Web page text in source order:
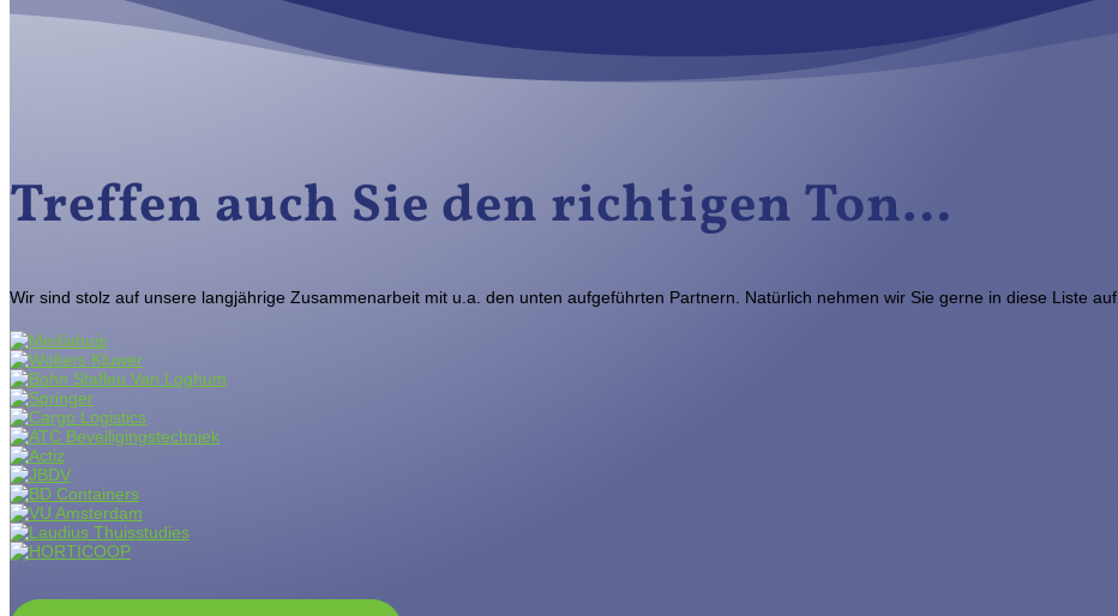
Treffen auch Sie den richtigen Ton…
Wir sind stolz auf unsere langjährige Zusammenarbeit mit u.a. den unten aufgeführten Partnern. Natürlich nehmen wir Sie gerne in diese Liste auf.